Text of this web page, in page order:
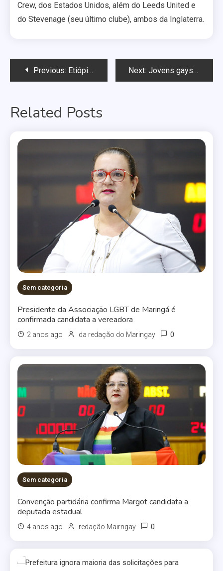
Crew, dos Estados Unidos, além do Leeds United e
do Stevenage (seu último clube), ambos da Inglaterra.
Navegação
Post
Previous: Etiópia pode passar a adotar pena de morte para homossexuais Next: Jovens gays foram torturados até a morte em “Campo de Conversão”
Related Posts
Sem categoria
Presidente da Associação LGBT de Maringá é
confirmada candidata a vereadora
2 anos ago da redação do Maringay 0
Sem categoria
Convenção partidária confirma Margot candidata a
deputada estadual
4 anos ago redação Mairngay 0